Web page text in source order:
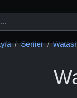
Seriler